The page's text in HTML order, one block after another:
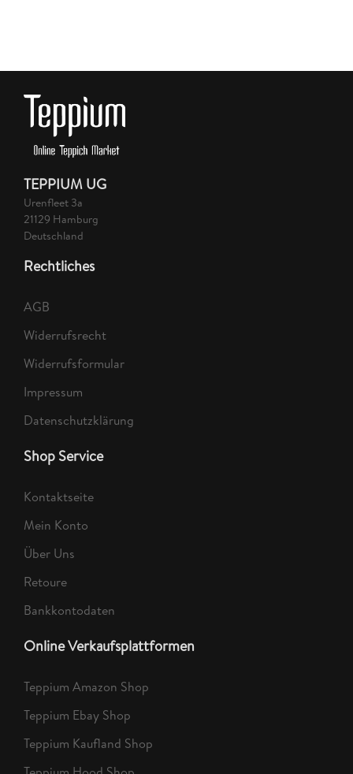
TEPPIUM UG
Urenfleet 3a
21129 Hamburg
Deutschland
Rechtliches
AGB
Widerrufsrecht
Widerrufsformular
Impressum
Datenschutzklärung
Shop Service
Kontaktseite
Mein Konto
Über Uns
Retoure
Bankkontodaten
Online Verkaufsplattformen
Teppium Amazon Shop
Teppium Ebay Shop
Teppium Kaufland Shop